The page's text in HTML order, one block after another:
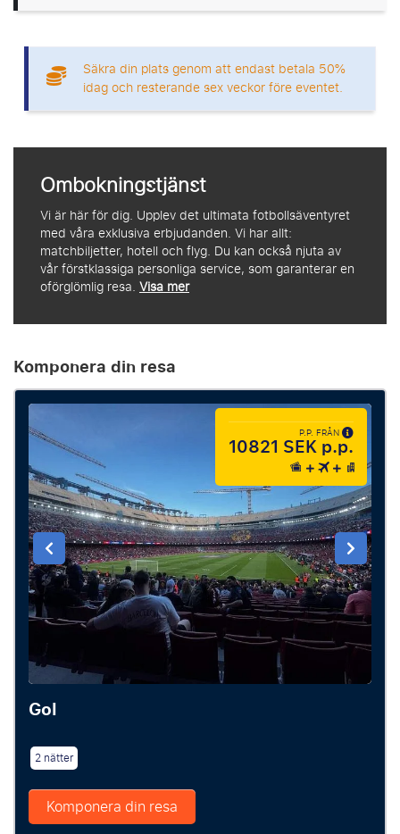
Säkra din plats genom att endast betala 50%
idag och resterande sex veckor före eventet.
Ombokningstjänst
Vi är här för dig. Upplev det ultimata fotbollsäventyret
med våra exklusiva erbjudanden. Vi har allt:
matchbiljetter, hotell och flyg. Du kan också njuta av
vår förstklassiga personliga service, som garanterar en
oförglömlig resa.Visa mer
Komponera din resa
P.P. FRÅN
10821 SEK p.p.
Gol
2 nätter
Komponera din resa